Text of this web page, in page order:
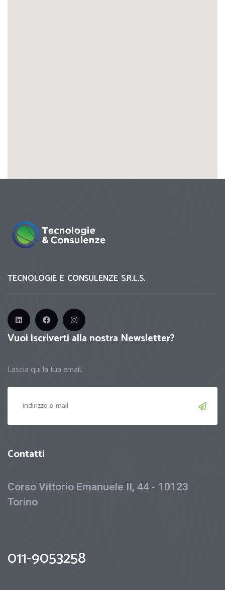
TECNOLOGIE E CONSULENZE S.R.L.S.
Vuoi iscriverti alla nostra Newsletter?
Lascia qui la tua email.
Contatti
Corso Vittorio Emanuele II, 44 - 10123
Torino
011-9053258